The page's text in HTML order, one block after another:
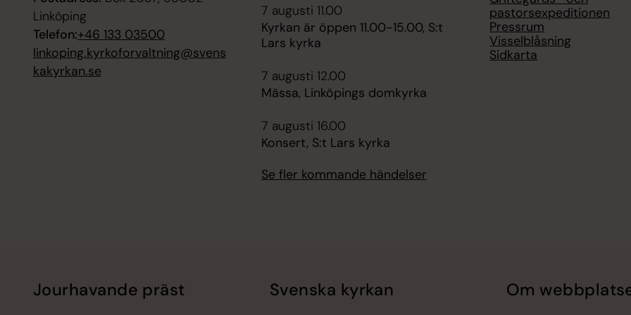
Linköping
Telefon:+46 133 03500
linkoping.kyrkoforvaltning@svens
kakyrkan.se
7 augusti 11.00
Kyrkan är öppen 11.00-15.00, S:t
Lars kyrka
7 augusti 12.00
Mässa, Linköpings domkyrka
7 augusti 16.00
Konsert, S:t Lars kyrka
Se fler kommande händelser
pastorsexpeditionen
Pressrum
Visselblåsning
Sidkarta
Jourhavande präst Svenska kyrkan Om